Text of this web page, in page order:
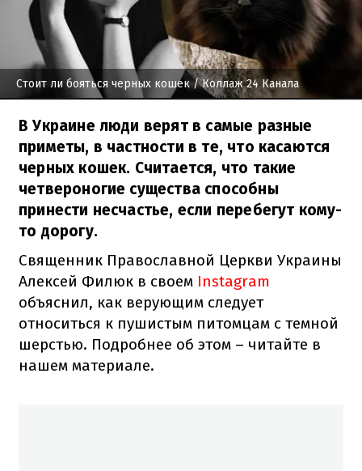
Стоит ли бояться черных кошек/ Коллаж 24 Канала
В Украине люди верят в самые разные
приметы, в частности в те, что касаются
черных кошек. Считается, что такие
четвероногие существа способны
принести несчастье, если перебегут кому-
то дорогу.
Священник Православной Церкви Украины
Алексей Филюк в своем Instagram
объяснил, как верующим следует
относиться к пушистым питомцам с темной
шерстью. Подробнее об этом – читайте в
нашем материале.